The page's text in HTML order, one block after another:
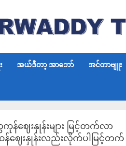
အယ်ဒီတာ့ အာဘော် အင်တာဗျူး
ဈေးနှုန်းများ မြင့်တက်လာ
န်ဈေးနှုန်းလည်းလိုက်ပါမြင့်တက်